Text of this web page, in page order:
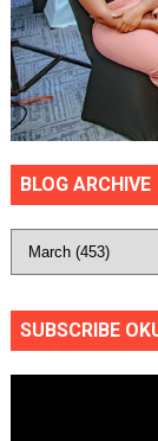
BLOG ARCHIVE
SUBSCRIBE